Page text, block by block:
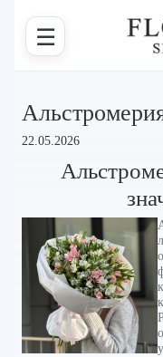
☰
22.05.2026